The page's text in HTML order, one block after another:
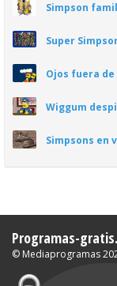
Simpson
Super
Ojos fuera
Wiggum
Simpsons en
Programas-
© Mediaprogramas